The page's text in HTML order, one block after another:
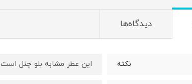
دیدگاه‌ها
نکته این عطر مشابه بلو چنل است